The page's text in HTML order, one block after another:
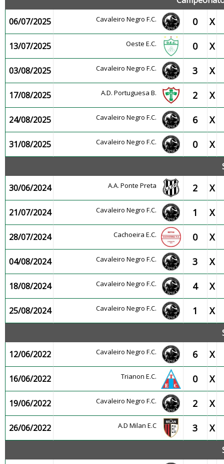
06/07/2025
Cavaleiro Negro F.C. 0 X
13/07/2025 Oeste E.C. 0 X
03/08/2025 Cavaleiro Negro F.C. 3 X
17/08/2025 A.D. Portuguesa B. 2 X
24/08/2025 Cavaleiro Negro F.C. 6 X
31/08/2025 Cavaleiro Negro F.C. 0 X
30/06/2024
A.A. Ponte Preta 2 X
21/07/2024 Cavaleiro Negro F.C. 1 X
28/07/2024 Cachoeira E.C. 0 X
04/08/2024 Cavaleiro Negro F.C. 3 X
18/08/2024 Cavaleiro Negro F.C. 4 X
25/08/2024 Cavaleiro Negro F.C. 1 X
12/06/2022
Cavaleiro Negro F.C. 6 X
16/06/2022 Trianon E.C. 0 X
19/06/2022 Cavaleiro Negro F.C. 2 X
26/06/2022 A.D Milan E.C 3 X